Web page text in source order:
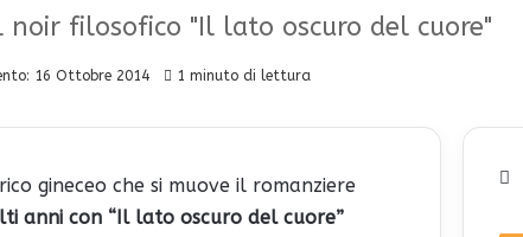
filosofico "Il lato oscuro del cuore"
16 Ottobre 2014 1 minuto di lettura
gineceo che si muove il romanziere
anni con “Il lato oscuro del cuore”